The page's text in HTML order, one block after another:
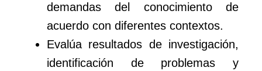
demandas del conocimiento de
acuerdo con diferentes contextos.
Evalúa resultados de investigación,
identificación de problemas y